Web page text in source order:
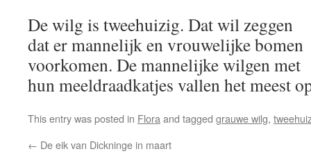
De wilg is tweehuizig. Dat wil zeggen
dat er mannelijk en vrouwelijke bomen
voorkomen. De mannelijke wilgen met
hun meeldraadkatjes vallen het meest
This entry was posted in Flora and tagged grauwe wilg,
← De eik van Dickninge in maart